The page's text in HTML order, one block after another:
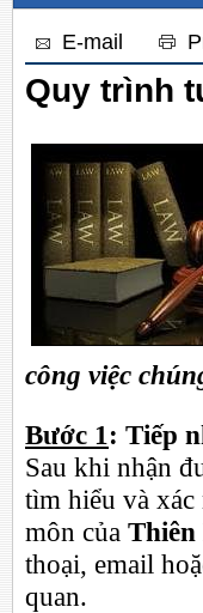
E-mail
Quy trình
công việc
Bước 1: Tiếp
Sau khi nhận
tìm hiểu và xác
môn của
thoại, email
quan.